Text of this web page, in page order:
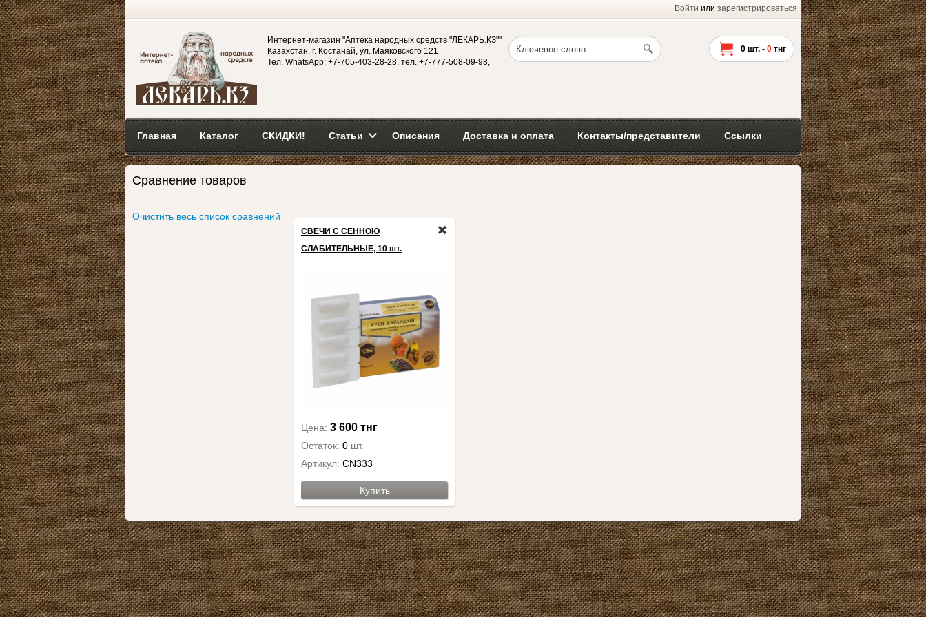
Войти или зарегистрироваться
Интернет-магазин "Аптека народных средств "ЛЕКАРЬ.КЗ""
Казахстан, г. Костанай, ул. Маяковского 121
Тел. WhatsApp: +7-705-403-28-28. тел. +7-777-508-09-98,
0 шт. - 0 тнг
Главная Каталог СКИДКИ! Статьи Описания Доставка и оплата Контакты/представители Ссылки
Сравнение товаров
Очистить весь список сравнений
СВЕЧИ С СЕННОЮ
СЛАБИТЕЛЬНЫЕ, 10 шт.
Цена: 3 600 тнг
Остаток: 0 шт.
Артикул: CN333
Купить